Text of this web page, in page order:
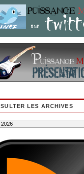
LES ARCHIVES